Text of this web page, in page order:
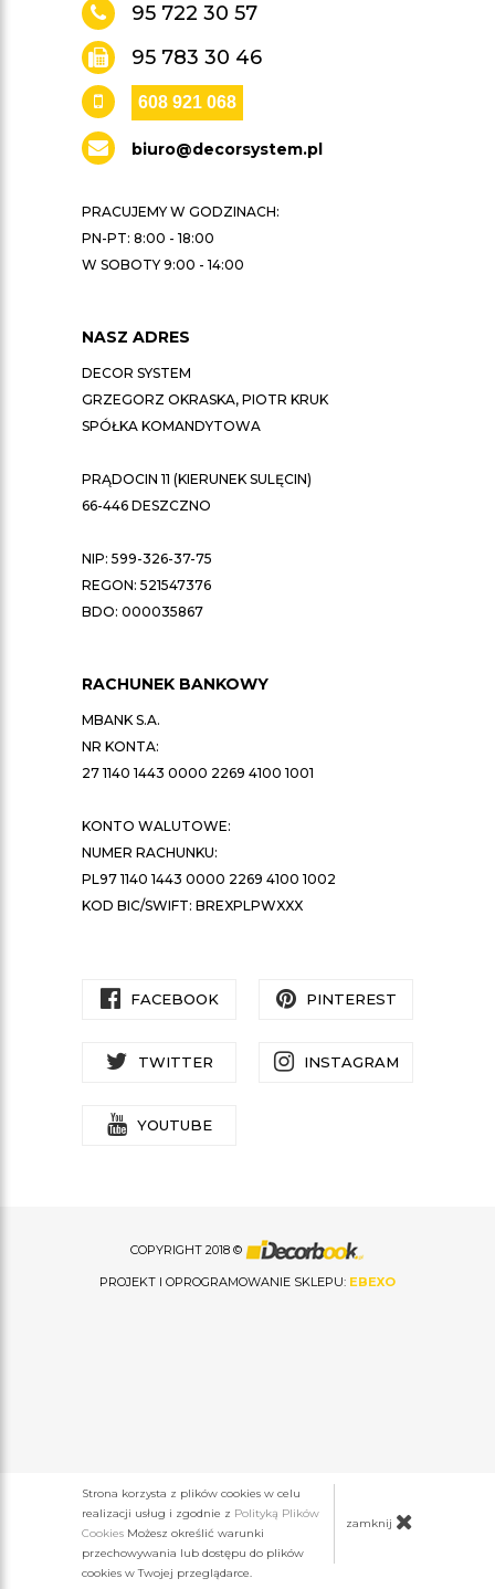
95 722 30 57
95 783 30 46
608 921 068
biuro@decorsystem.pl
PRACUJEMY W GODZINACH:
PN-PT: 8:00 - 18:00
W SOBOTY 9:00 - 14:00
NASZ ADRES
DECOR SYSTEM
GRZEGORZ OKRASKA, PIOTR KRUK
SPÓŁKA KOMANDYTOWA
PRĄDOCIN 11 (KIERUNEK SULĘCIN)
66-446 DESZCZNO
NIP: 599-326-37-75
REGON: 521547376
BDO: 000035867
RACHUNEK BANKOWY
MBANK S.A.
NR KONTA:
27 1140 1443 0000 2269 4100 1001
KONTO WALUTOWE:
NUMER RACHUNKU:
PL97 1140 1443 0000 2269 4100 1002
KOD BIC/SWIFT: BREXPLPWXXX
FACEBOOK PINTEREST
TWITTER INSTAGRAM
YOUTUBE
COPYRIGHT 2018 ©
PROJEKT I OPROGRAMOWANIE SKLEPU: EBEXO
Strona korzysta z plików cookies w celu
realizacji usług i zgodnie z Polityką Plików
Cookies Możesz określić warunki
przechowywania lub dostępu do plików
cookies w Twojej przeglądarce.
zamknij